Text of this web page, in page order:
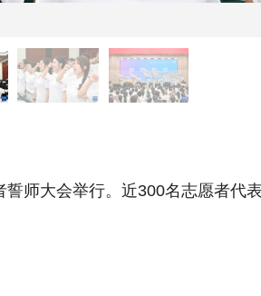
大会举行。近300名志愿者代